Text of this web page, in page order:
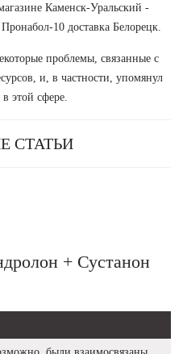
Каменск-Уральский -
10 доставка Белорецк.
проблемы, связанные с
и, в частности, упомянул
этой сфере.
СТАТЬИ
+ Сустанон